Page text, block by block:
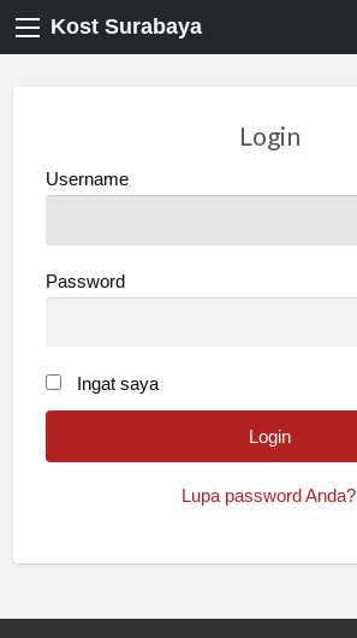
Kost Surabaya
Login
Username
Password
Ingat saya
Lupa password Anda?